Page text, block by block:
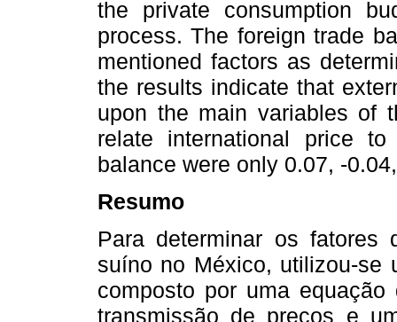
the private consumption
process. The foreign trade
mentioned factors as
the results indicate that
upon the main variables of
relate international price
balance were only 0.07, -
Resumo
Para determinar os
suíno no México, utilizou-se
composto por uma
transmissão de preços e